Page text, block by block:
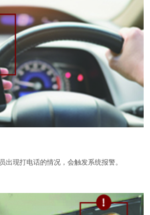
出现打电话的情况，会触发系统报警。